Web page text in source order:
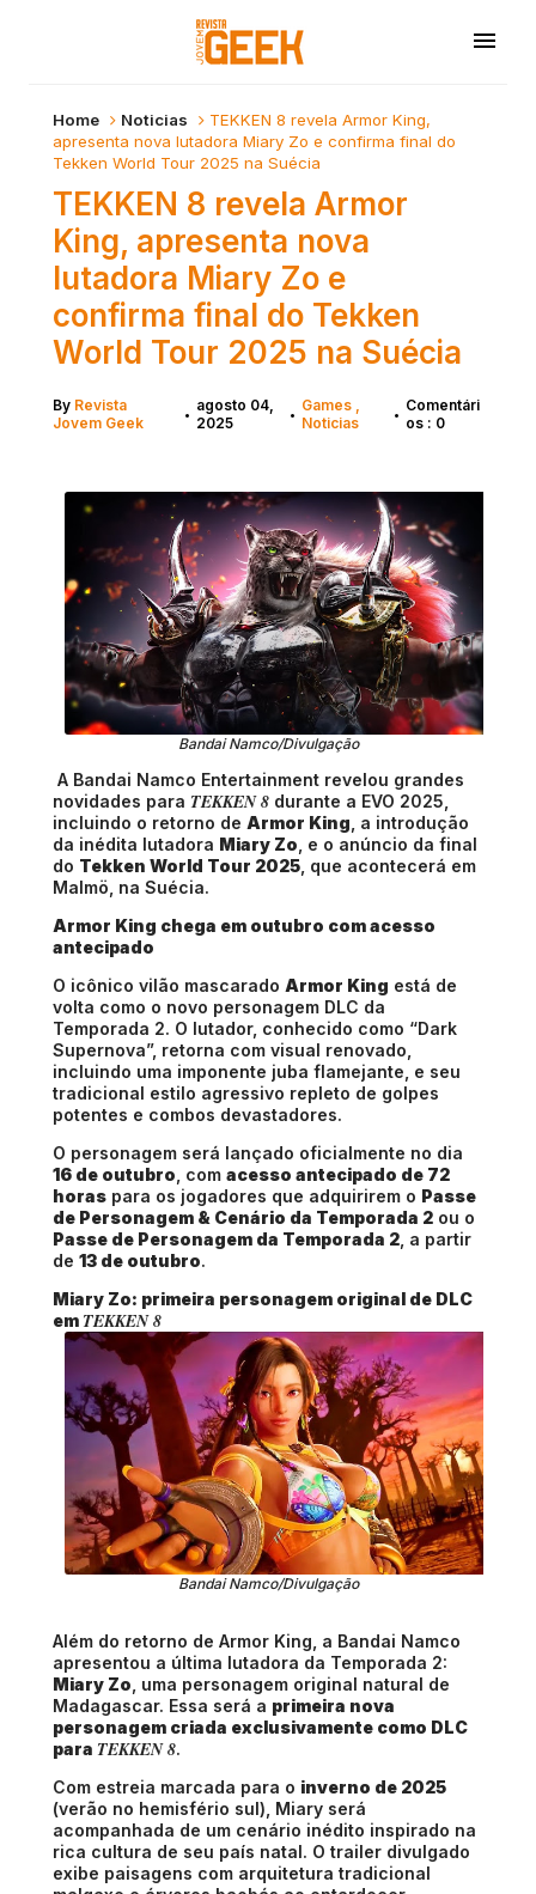
Home Noticias
TEKKEN 8 revela Armor King,
apresenta nova lutadora Miary Zo e confirma final do
Tekken World Tour 2025 na Suécia
TEKKEN 8 revela Armor
King, apresenta nova
lutadora Miary Zo e
confirma final do Tekken
World Tour 2025 na Suécia
By Revista
Jovem Geek
• agosto 04,
2025
• Games
Noticias
• Comentári
os : 0
Bandai Namco/Divulgação
A Bandai Namco Entertainment revelou grandes
novidades para TEKKEN 8 durante a EVO 2025,
incluindo o retorno de Armor King , a introdução
da inédita lutadora Miary Zo , e o anúncio da final
do Tekken World Tour 2025 , que acontecerá em
Malmö, na Suécia.
Armor King chega em outubro com acesso
antecipado
O icônico vilão mascarado Armor King está de
volta como o novo personagem DLC da
Temporada 2. O lutador, conhecido como “Dark
Supernova”, retorna com visual renovado,
incluindo uma imponente juba flamejante, e seu
tradicional estilo agressivo repleto de golpes
potentes e combos devastadores.
O personagem será lançado oficialmente no dia
16 de outubro , com acesso antecipado de 72
horas para os jogadores que adquirirem o Passe
de Personagem & Cenário da Temporada 2 ou o
Passe de Personagem da Temporada 2 , a partir
de 13 de outubro.
Miary Zo: primeira personagem original de DLC
em TEKKEN 8
Bandai Namco/Divulgação
Além do retorno de Armor King, a Bandai Namco
apresentou a última lutadora da Temporada 2:
Miary Zo , uma personagem original natural de
Madagascar. Essa será a primeira nova
personagem criada exclusivamente como DLC
para TEKKEN 8.
Com estreia marcada para o inverno de 2025
(verão no hemisfério sul), Miary será
acompanhada de um cenário inédito inspirado na
rica cultura de seu país natal. O trailer divulgado
exibe paisagens com arquitetura tradicional